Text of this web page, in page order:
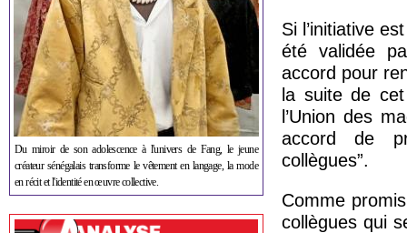
Du miroir de son adolescence à l'univers de Fang, le jeune
créateur sénégalais transforme le vêtement en langage, la mode
en récit et l'identité en œuvre collective.
Si l’initiative
été validée
accord pour
la suite de
l’Union des
accord de
collègues”.
Comme
collègues qui